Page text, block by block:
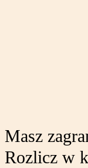
Masz
Rozlicz w